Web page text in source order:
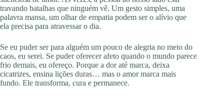
travando batalhas que ninguém vê. Um gesto simples, uma
palavra mansa, um olhar de empatia podem ser o alívio que
ela precisa para atravessar o dia.
Se eu puder ser para alguém um pouco de alegria no meio do
caos, eu serei. Se puder oferecer afeto quando o mundo parece
frio demais, eu ofereço. Porque a dor até marca, deixa
cicatrizes, ensina lições duras… mas o amor marca mais
fundo. Ele transforma, cura e permanece.